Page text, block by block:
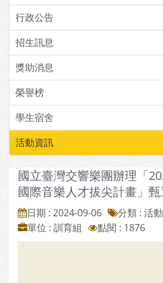
行政公告
招生訊息
獎助消息
榮譽榜
學生宿舍
活動資訊
國立臺灣交響樂團辦理「
國際音樂人才拔尖計畫」甄
日期 : 2024-09-06
分類 : 活
單位 : 訓育組
點閱 : 1876